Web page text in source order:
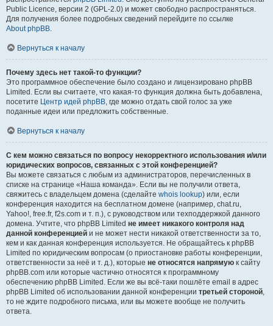
Public Licence, версии 2 (GPL-2.0) и может свободно распространяться.
Для получения более подробных сведений перейдите по ссылке
About phpBB.
Вернуться к началу
Почему здесь нет такой-то функции?
Это программное обеспечение было создано и лицензировано phpBB
Limited. Если вы считаете, что какая-то функция должна быть добавлена,
посетите Центр идей phpBB, где можно отдать свой голос за уже
поданные идеи или предложить собственные.
Вернуться к началу
С кем можно связаться по вопросу некорректного использования и/или
юридических вопросов, связанных с этой конференцией?
Вы можете связаться с любым из администраторов, перечисленных в
списке на странице «Наша команда». Если вы не получили ответа,
свяжитесь с владельцем домена (сделайте whois lookup) или, если
конференция находится на бесплатном домене (например, chat.ru,
Yahoo!, free.fr, f2s.com и т. п.), с руководством или техподдержкой данного
домена. Учтите, что phpBB Limited не имеет никакого контроля над
данной конференцией и не может нести никакой ответственности за то,
кем и как данная конференция используется. Не обращайтесь к phpBB
Limited по юридическим вопросам (о приостановке работы конференции,
ответственности за неё и т. д.), которые не относятся напрямую к сайту
phpBB.com или которые частично относятся к программному
обеспечению phpBB Limited. Если же вы всё-таки пошлёте email в адрес
phpBB Limited об использовании данной конференции третьей стороной,
то не ждите подробного письма, или вы можете вообще не получить
ответа.